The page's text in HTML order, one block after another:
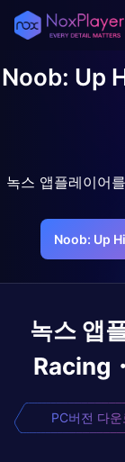
Noob: Up
녹스 앱플레이어
Noob: Up
녹스 앱
Racing
PC버전 다운